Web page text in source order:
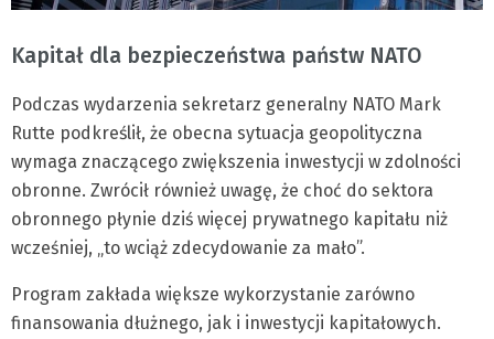
Kapitał dla bezpieczeństwa państw NATO
Podczas wydarzenia sekretarz generalny NATO Mark
Rutte podkreślił, że obecna sytuacja geopolityczna
wymaga znaczącego zwiększenia inwestycji w zdolności
obronne. Zwrócił również uwagę, że choć do sektora
obronnego płynie dziś więcej prywatnego kapitału niż
wcześniej, „to wciąż zdecydowanie za mało”.
Program zakłada większe wykorzystanie zarówno
finansowania dłużnego, jak i inwestycji kapitałowych.